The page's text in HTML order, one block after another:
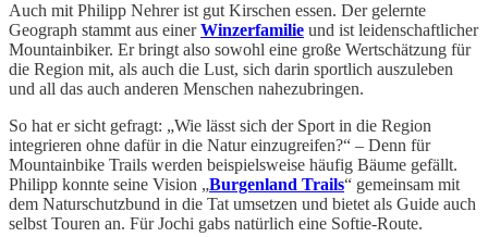
Auch mit Philipp Nehrer ist gut Kirschen essen. Der gelernte
Geograph stammt aus einerWinzerfamilie und ist leidenschaftlicher
Mountainbiker. Er bringt also sowohl eine große Wertschätzung für
die Region mit, als auch die Lust, sich darin sportlich auszuleben
und all das auch anderen Menschen nahezubringen.
So hat er sicht gefragt: „Wie lässt sich der Sport in die Region
integrieren ohne dafür in die Natur einzugreifen?“ – Denn für
Mountainbike Trails werden beispielsweise häufig Bäume gefällt.
Philipp konnte seine Vision „Burgenland Trails“ gemeinsam mit
dem Naturschutzbund in die Tat umsetzen und bietet als Guide auch
selbst Touren an. Für Jochi gabs natürlich eine Softie-Route.